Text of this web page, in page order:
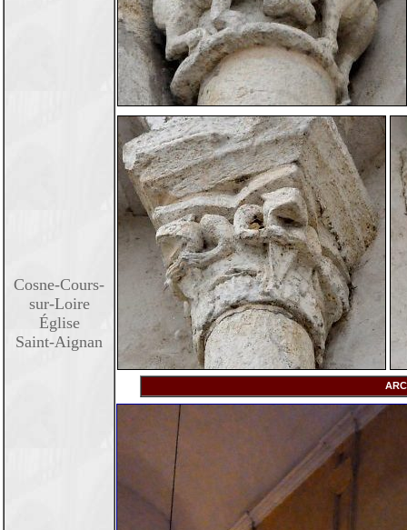
Cosne-Cours-
sur-Loire
Église
Saint-Aignan